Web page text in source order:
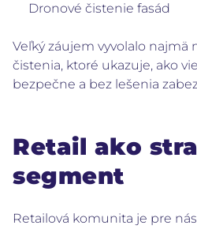
Dronové čistenie fasád
Veľký záujem vyvolalo najmä
čistenia, ktoré ukazuje, ako
bezpečne a bez lešenia
Retail ako
segment
Retailová komunita je pre